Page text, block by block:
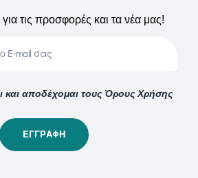
τις προσφορές και τα νέα μας!
και αποδέχομαι τους Όρους Χρήσης